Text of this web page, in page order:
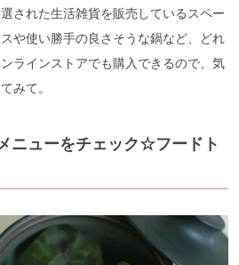
された生活雑貨を販売しているスペー
や使い勝手の良さそうな鍋など、どれ
ラインストアでも購入できるので、気
みて。
ニューをチェック☆フードト